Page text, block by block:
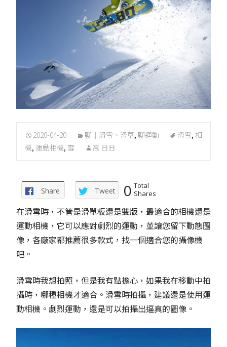
2020-04-20 聊｜滑雪、滑草, 聊運動 滑雪, 相
機, 運動相機, 雪 高 日日
Share Tweet 0 Total
Shares
在滑雪時，不管是滑單板還是雙版，最適合的相機還是
運動相機，它可以應對劇烈的運動，並讓您留下動態圖
像，各廠家都推薦很多款式，找一個適合您的攝像機
吧。
滑雪時我想拍照，但是我有點擔心，如果我在移動中拍
攝時，哪種相機才適合。滑雪時拍攝，建議還是使用運
動相機。劇烈運動，還是可以拍攝出逼真的圖像。